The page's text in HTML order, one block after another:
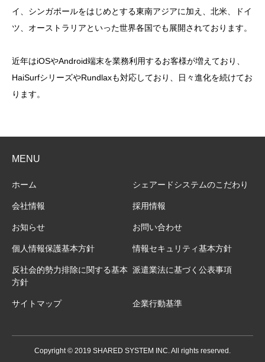
イ、シンガポールをはじめとする東南アジアに加え、北米、ドイ
ツ、オーストラリアといった世界各国でも展開されております。
近年はiOSやAndroid端末を業務利用するお客様が増えており、
HaiSurfシリーズやRundlaxも対応しており、日々進化を続けてお
ります。
MENU
ホーム シェアードシステムのこだわり
会社情報 採用情報
お知らせ お問い合わせ
個人情報保護基本方針 情報セキュリティ基本方針
反社会的勢力排除に関する基本
方針
派遣業法に基づく公表事項
サイトマップ 企業行動基準
Copyright © 2019 SHARED SYSTEM INC. All rights reserved.